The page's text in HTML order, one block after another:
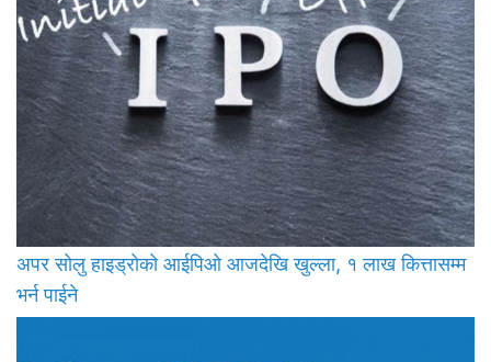
अपर सोलु हाइड्रोको आईपिओ आजदेखि खुल्ला, १ लाख कित्तासम्म
भर्न पाईने